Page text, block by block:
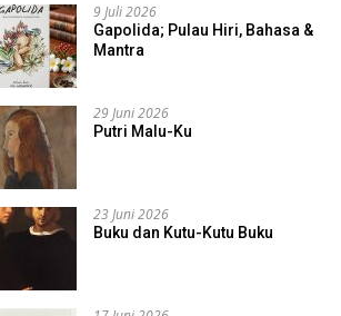
9 Juli 2026
Gapolida; Pulau Hiri, Bahasa &
Mantra
29 Juni 2026
Putri Malu-Ku
23 Juni 2026
Buku dan Kutu-Kutu Buku